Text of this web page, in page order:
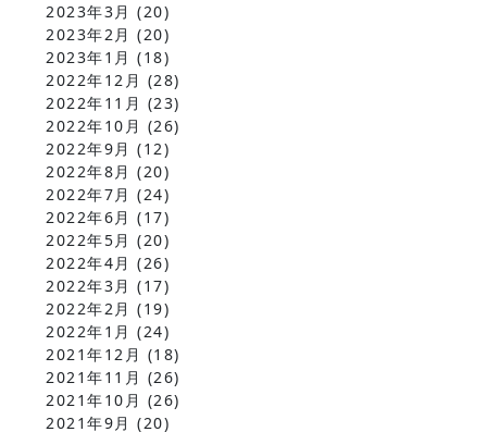
2023年3月 (20)
2023年2月 (20)
2023年1月 (18)
2022年12月 (28)
2022年11月 (23)
2022年10月 (26)
2022年9月 (12)
2022年8月 (20)
2022年7月 (24)
2022年6月 (17)
2022年5月 (20)
2022年4月 (26)
2022年3月 (17)
2022年2月 (19)
2022年1月 (24)
2021年12月 (18)
2021年11月 (26)
2021年10月 (26)
2021年9月 (20)